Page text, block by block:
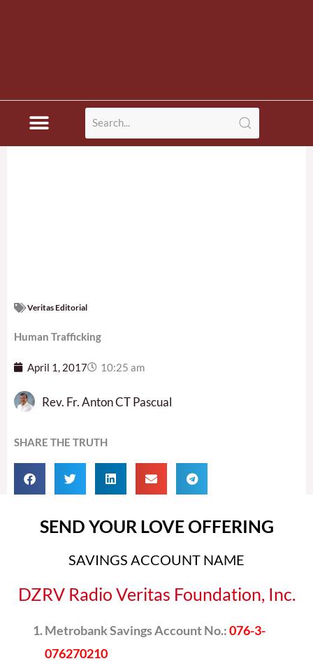
Veritas Editorial
Human Trafficking
April 1, 2017 10:25 am
Rev. Fr. Anton CT Pascual
SHARE THE TRUTH
SEND YOUR LOVE OFFERING
SAVINGS ACCOUNT NAME
DZRV Radio Veritas Foundation, Inc.
Metrobank Savings Account No.:076-3-
076270210